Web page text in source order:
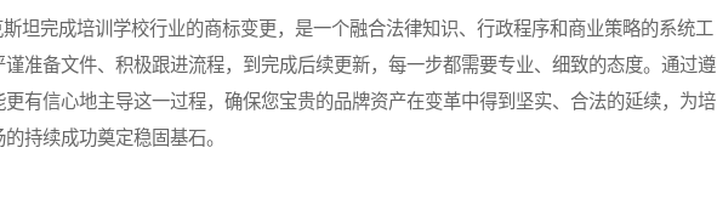
完成培训学校行业的商标变更，是一个融合法律知识、行政程序和商业策略的系统工
准备文件、积极跟进流程，到完成后续更新，每一步都需要专业、细致的态度。通过遵
有信心地主导这一过程，确保您宝贵的品牌资产在变革中得到坚实、合法的延续，为培
持续成功奠定稳固基石。